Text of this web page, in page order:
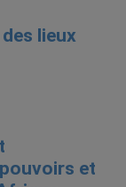
lieux
et